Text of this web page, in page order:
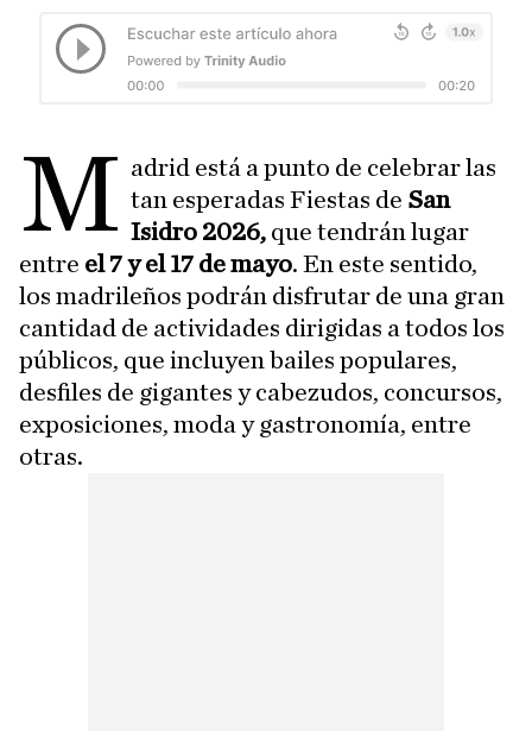
M adrid está a punto de celebrar las
tan esperadas Fiestas de San
Isidro 2026, que tendrán lugar
entre el 7 y el 17 de mayo. En este sentido,
los madrileños podrán disfrutar de una gran
cantidad de actividades dirigidas a todos los
públicos, que incluyen bailes populares,
desfiles de gigantes y cabezudos, concursos,
exposiciones, moda y gastronomía, entre
otras.